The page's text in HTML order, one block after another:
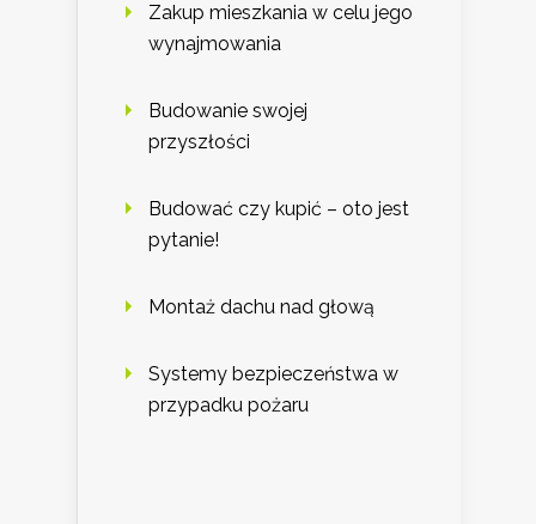
Zakup mieszkania w celu jego
wynajmowania
Budowanie swojej
przyszłości
Budować czy kupić – oto jest
pytanie!
Montaż dachu nad głową
Systemy bezpieczeństwa w
przypadku pożaru